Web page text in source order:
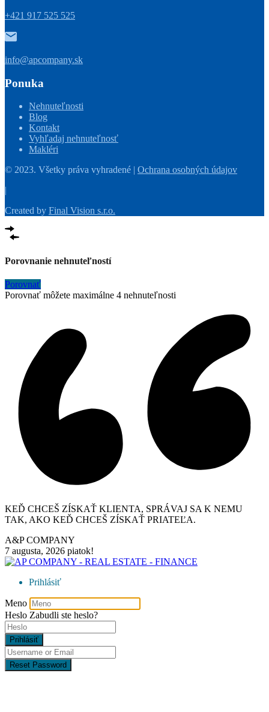
+421 917 525 525
info@apcompany.sk
Ponuka
Nehnuteľnosti
Blog
Kontakt
Vyhľadaj nehnuteľnosť
Makléri
© 2023. Všetky práva vyhradené | Ochrana osobných údajov
|
Created by Final Vision s.r.o.
Porovnanie nehnuteľností
Porovnať
Porovnať môžete maximálne 4 nehnuteľnosti
KEĎ CHCEŠ ZÍSKAŤ KLIENTA, SPRÁVAJ SA K NEMU
TAK, AKO KEĎ CHCEŠ ZÍSKAŤ PRIATEĽA.
A&P COMPANY
7 augusta, 2026 piatok!
Prihlásiť
Meno
Heslo Zabudli ste heslo?
Prihlásiť
Reset Password